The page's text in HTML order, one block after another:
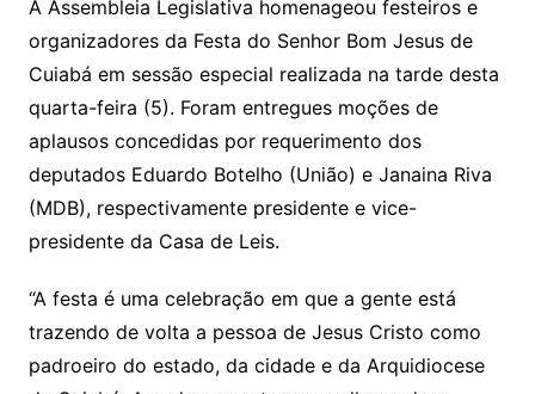
y
Li
n
k
s
A
p
p
gr
a
m
e
dI
n
l
gl
e
Cl
s
o
m
s
s
a
g
e
lo
o
k.
c
o
m
y
p
e
h
o
o
M
ai
l
e
a
d
s
ai
l
ar
e
A Assembleia Legislativa homenageou festeiros e
organizadores da Festa do Senhor Bom Jesus de
Cuiabá em sessão especial realizada na tarde desta
quarta-feira (5). Foram entregues moções de
aplausos concedidas por requerimento dos
deputados Eduardo Botelho (União) e Janaina Riva
(MDB), respectivamente presidente e vice-
presidente da Casa de Leis.
“A festa é uma celebração em que a gente está
trazendo de volta a pessoa de Jesus Cristo como
padroeiro do estado, da cidade e da Arquidiocese